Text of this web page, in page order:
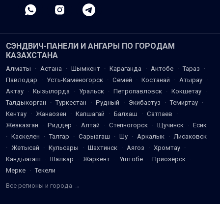
СЭНДВИЧ-ПАНЕЛИ И АНГАРЫ ПО ГОРОДАМ
КАЗАХСТАНА
Алматы · Астана · Шымкент · Караганда · Актобе · Тараз
·
Павлодар
· Усть-Каменогорск · Семей · Костанай · Атырау ·
Актау · Кызылорда · Уральск · Петропавловск · Кокшетау ·
Талдыкорган
· Туркестан · Рудный · Экибастуз · Темиртау ·
Кентау · Жанаозен · Капшагай · Балхаш · Сатпаев
·
Жезказган
· Риддер · Алтай · Степногорск · Щучинск · Есик
· Каскелен · Талгар · Сарыагаш · Шу · Аркалык ·
Лисаковск
·
Жетысай · Кульсары · Шахтинск · Аягоз · Хромтау ·
Кандыагаш
· Шалкар · Жаркент · Уштобе · Приозёрск ·
Мерке · Текели
Все регионы и города →